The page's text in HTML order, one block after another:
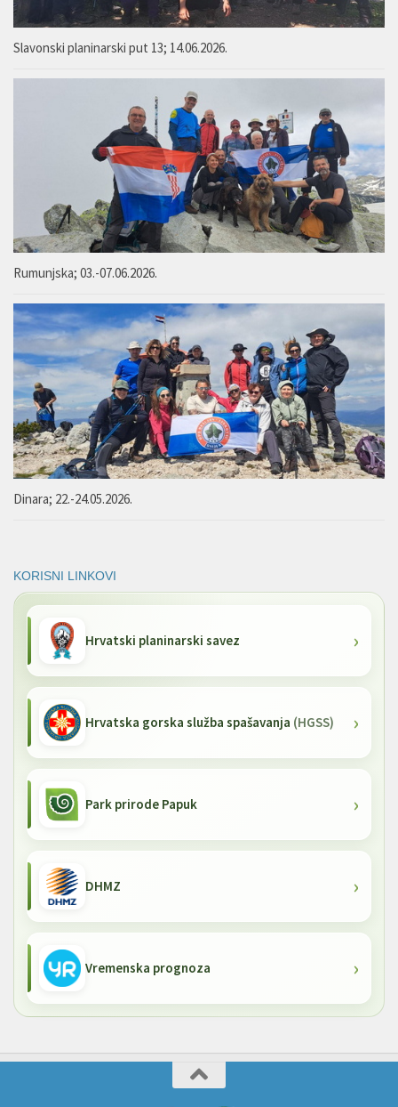
Slavonski planinarski put 13; 14.06.2026.
Rumunjska; 03.-07.06.2026.
Dinara; 22.-24.05.2026.
KORISNI LINKOVI
Hrvatski planinarski savez
Hrvatska gorska služba spašavanja (HGSS)
Park prirode Papuk
DHMZ
Vremenska prognoza